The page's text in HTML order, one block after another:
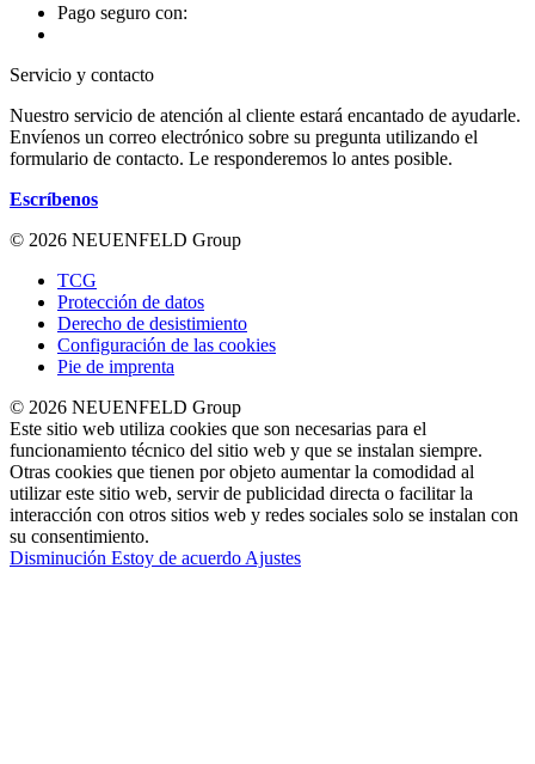
Pago seguro con:
Servicio y contacto
Nuestro servicio de atención al cliente estará encantado de ayudarle.
Envíenos un correo electrónico sobre su pregunta utilizando el
formulario de contacto. Le responderemos lo antes posible.
Escríbenos
© 2026 NEUENFELD Group
TCG
Protección de datos
Derecho de desistimiento
Configuración de las cookies
Pie de imprenta
© 2026 NEUENFELD Group
Este sitio web utiliza cookies que son necesarias para el
funcionamiento técnico del sitio web y que se instalan siempre.
Otras cookies que tienen por objeto aumentar la comodidad al
utilizar este sitio web, servir de publicidad directa o facilitar la
interacción con otros sitios web y redes sociales solo se instalan con
su consentimiento.
Disminución Estoy de acuerdo Ajustes